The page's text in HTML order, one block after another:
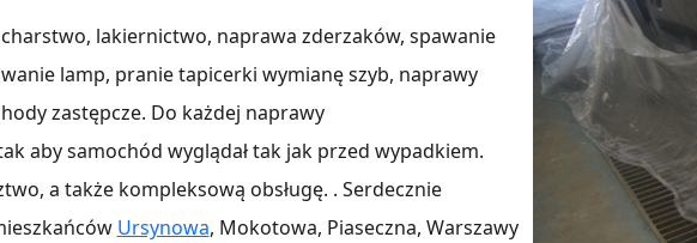
lakiernictwo, naprawa zderzaków, spawanie
lamp, pranie tapicerki wymianę szyb, naprawy
zastępcze. Do każdej naprawy
aby samochód wyglądał tak jak przed wypadkiem.
a także kompleksową obsługę. . Serdecznie
Ursynowa, Mokotowa, Piaseczna, Warszawy